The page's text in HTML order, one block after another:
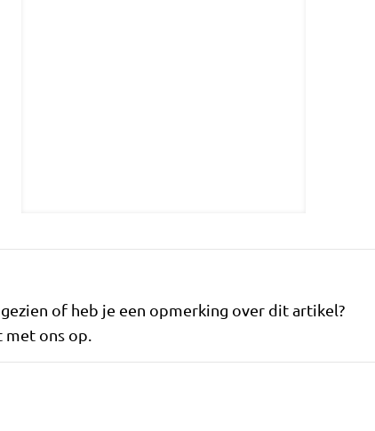
of heb je een opmerking over dit artikel?
met ons op.